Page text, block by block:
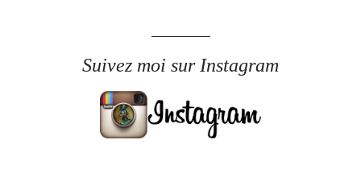
Suivez moi sur Instagram